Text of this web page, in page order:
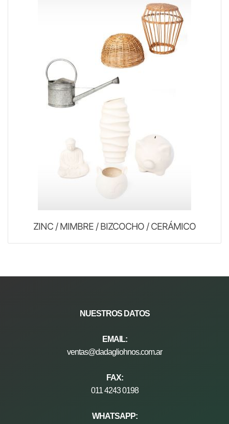
ZINC / MIMBRE / BIZCOCHO / CERÁMICO
NUESTROS DATOS
EMAIL:
ventas@dadagliohnos.com.ar
FAX:
011 4243 0198
WHATSAPP: